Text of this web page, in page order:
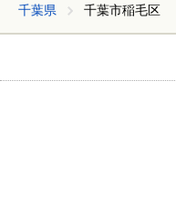
千葉県
千葉市稲毛区